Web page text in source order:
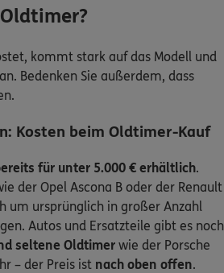
kommt stark auf das Modell und
Bedenken Sie außerdem, dass
Kosten beim Oldtimer-Kauf
für unter 5.000 € erhältlich.
der Opel Ascona B oder der Renault
um ursprünglich in großer Anzahl
Autos und Ersatzteile gibt es noch
seltene Oldtimer wie der Porsche
– der Preis ist nach oben offen.